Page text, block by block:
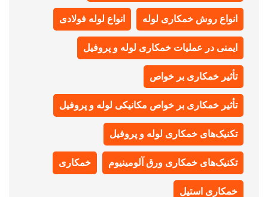
انواع روش خمکاری لوله انواع لوله فولادی
ایمنی در عملیات خمکاری لوله و پروفیل
تأثیر خمکاری بر خواص
تأثیر خمکاری بر خواص مکانیکی لوله و پروفیل
تکنیک‌های خمکاری لوله و پروفیل
تکنیک‌های خمکاری ورق آلومینیوم خمکاری
خمکاری استیل